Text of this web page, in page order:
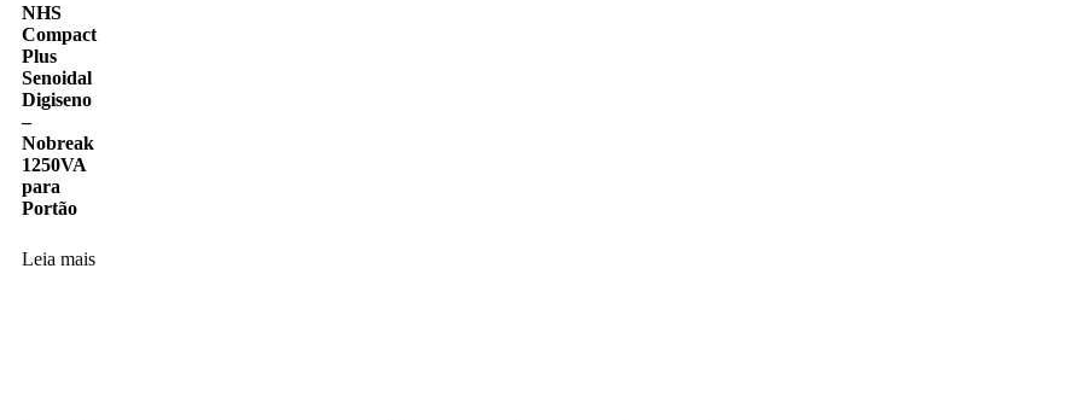
NHS
Compact
Plus
Senoidal
Digiseno
–
Nobreak
1250VA
para
Portão
Leia mais